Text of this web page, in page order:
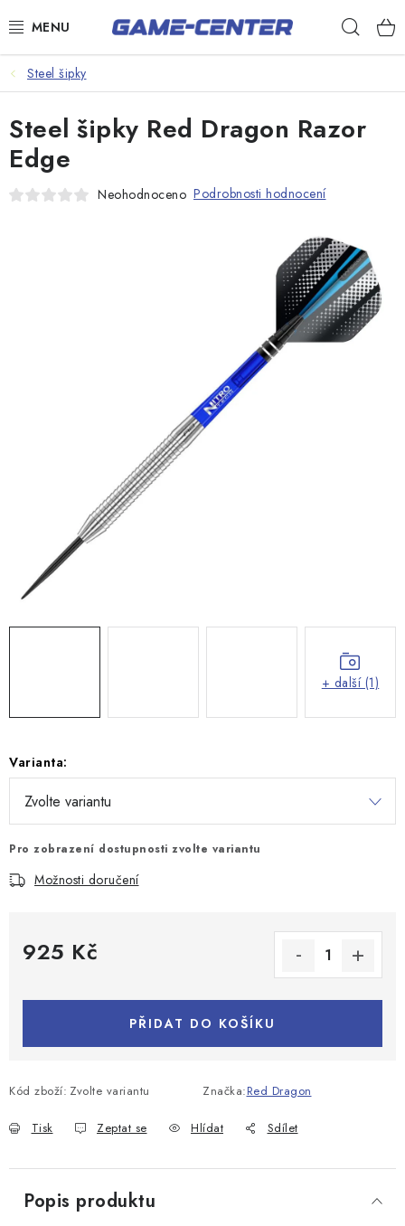
na
Šipky
Poker
Stolní fotbal
Steel šipky
Varianta:
Pro zobrazení dostupnosti zvolte variantu
Možnosti doručení
925 Kč
PŘIDAT DO KOŠÍKU
Kód zboží: Zvolte variantu Značka:Red Dragon
Tisk Zeptat se Hlídat Sdílet
Steel šipky Red Dragon Razor
Edge
Neohodnoceno Podrobnosti hodnocení
+ další (1)
Popis produktu